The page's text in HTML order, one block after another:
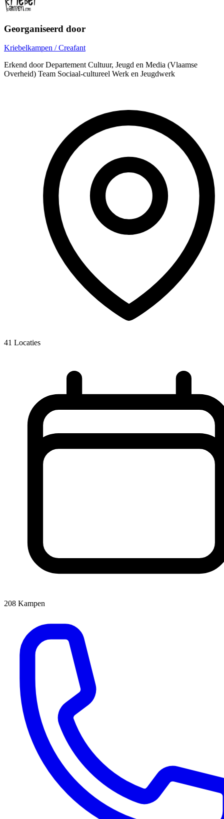
Georganiseerd door
Kriebelkampen / Creafant
Erkend door Departement Cultuur, Jeugd en Media (Vlaamse
Overheid) Team Sociaal-cultureel Werk en Jeugdwerk
41 Locaties
208 Kampen